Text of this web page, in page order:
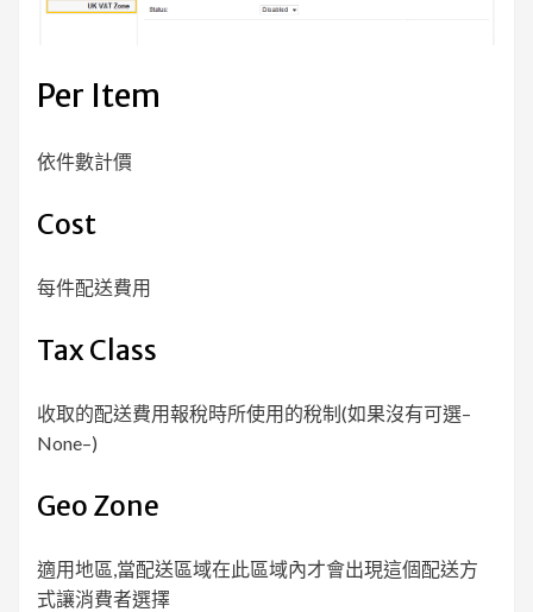
Per Item
依件數計價
Cost
每件配送費用
Tax Class
收取的配送費用報稅時所使用的稅制(如果沒有可選–
None–)
Geo Zone
適用地區,當配送區域在此區域內才會出現這個配送方
式讓消費者選擇